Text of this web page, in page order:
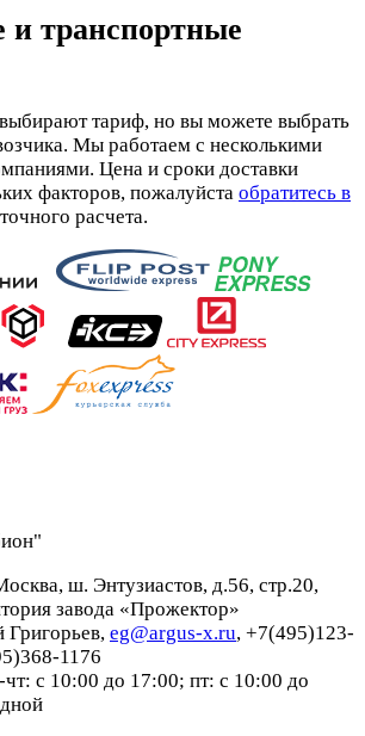
и транспортные
тариф, но вы можете выбрать
Мы работаем с несколькими
Цена и сроки доставки
факторов, пожалуйста обратитесь в
расчета.
ш. Энтузиастов, д.56, стр.20,
завода «Прожектор»
Григорьев, eg@argus-x.ru, +7(495)123-
1176
с 10:00 до 17:00; пт: с 10:00 до